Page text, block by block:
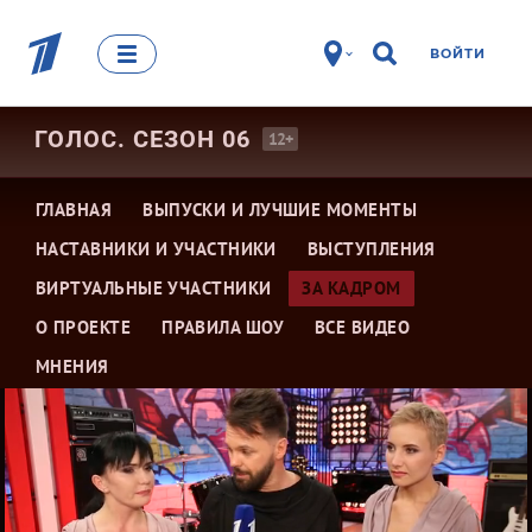
ВОЙТИ
ГОЛОС. СЕЗОН 06 12+
ГЛАВНАЯ
ВЫПУСКИ И ЛУЧШИЕ МОМЕНТЫ
НАСТАВНИКИ И УЧАСТНИКИ
ВЫСТУПЛЕНИЯ
ВИРТУАЛЬНЫЕ УЧАСТНИКИ
ЗА КАДРОМ
О ПРОЕКТЕ
ПРАВИЛА ШОУ
ВСЕ ВИДЕО
МНЕНИЯ